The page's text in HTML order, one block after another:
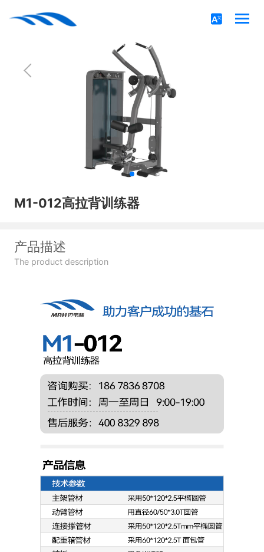
M1-012高拉背训练器
产品描述
The product description